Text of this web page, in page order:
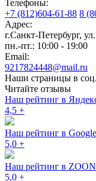
Телефоны:
+7 (812)604-61-88 8
Адрес:
г.Санкт-Петербург,
пн.-пт.: 10:00 - 19:00
Email:
9217824448@mail.ru
Наши страницы в
Читайте отзывы
Наш рейтинг в
4,5 +
Наш рейтинг в Google
5,0 +
Наш рейтинг в ZOON
5,0 +